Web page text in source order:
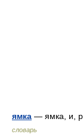
ямка — ямка, и,
словарь